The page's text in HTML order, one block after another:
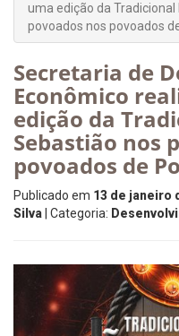
uma edição da
povoados nos povoados
Secretaria de
Econômico
edição da
Sebastião nos
povoados de
Publicado em 13 de janeiro
Silva | Categoria: